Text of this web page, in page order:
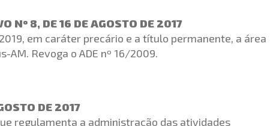
Nº 8, DE 16 DE AGOSTO DE 2017
em caráter precário e a título permanente, a área
AM. Revoga o ADE nº 16/2009.
DE 2017
regulamenta a administração das atividades